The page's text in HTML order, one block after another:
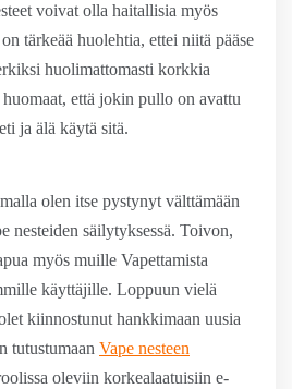
voivat olla haitallisia myös
tärkeää huolehtia, ettei niitä pääse
huolimattomasti korkkia
että jokin pullo on avattu
ja älä käytä sitä.
olen itse pystynyt välttämään
nesteiden säilytyksessä. Toivon,
myös muille Vapettamista
käyttäjille. Loppuun vielä
kiinnostunut hankkimaan uusia
tutustumaan Vape nesteen
oleviin korkealaatuisiin e-